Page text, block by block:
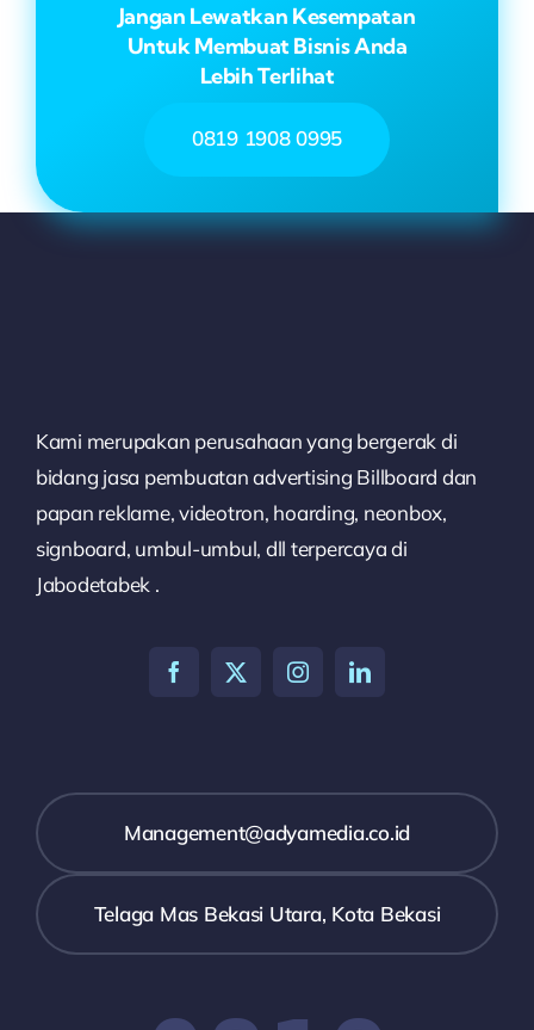
Jangan Lewatkan Kesempatan
Untuk Membuat Bisnis Anda
Lebih Terlihat
0819 1908 0995
Kami merupakan perusahaan yang bergerak di
bidang jasa pembuatan advertising Billboard dan
papan reklame, videotron, hoarding, neonbox,
signboard, umbul-umbul, dll terpercaya di
Jabodetabek .
Management@adyamedia.co.id
Telaga Mas Bekasi Utara, Kota Bekasi